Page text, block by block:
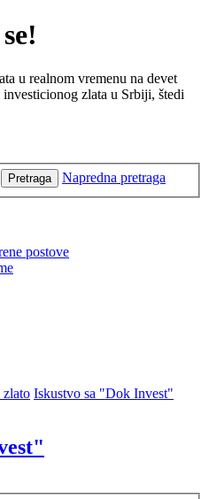
u realnom vremenu na devet
zlata u Srbiji, štedi
Pretraga Napredna pretraga
postove
zlato Iskustvo sa "Dok Invest"